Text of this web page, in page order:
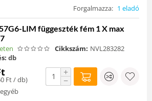
Forgalmazza: 1 eladó
LIM függeszték fém 1 X max
Cikkszám: NVL283282
db
Ft/ db)
+
−